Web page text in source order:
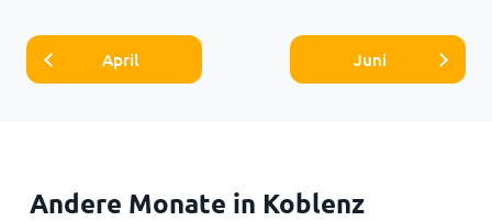
April Juni
Andere Monate in Koblenz